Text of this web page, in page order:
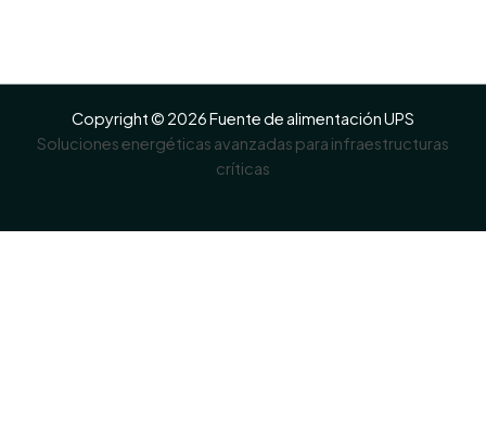
Copyright © 2026 Fuente de alimentación UPS
Soluciones energéticas avanzadas para infraestructuras
críticas